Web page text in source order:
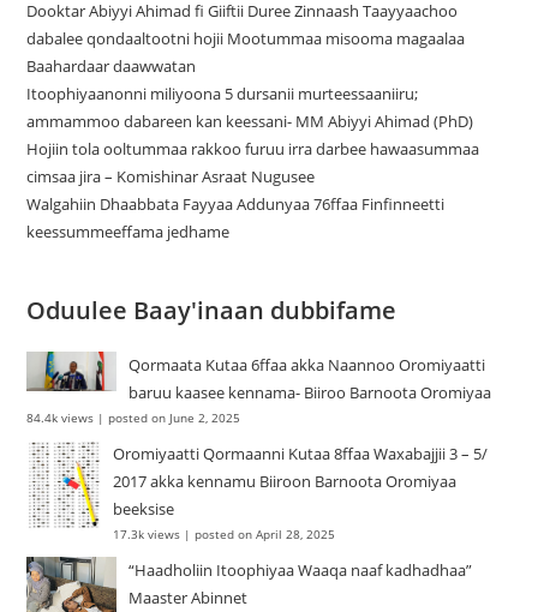
Dooktar Abiyyi Ahimad fi Giiftii Duree Zinnaash Taayyaachoo
dabalee qondaaltootni hojii Mootummaa misooma magaalaa
Baahardaar daawwatan
Itoophiyaanonni miliyoona 5 dursanii murteessaaniiru;
ammammoo dabareen kan keessani- MM Abiyyi Ahimad (PhD)
Hojiin tola ooltummaa rakkoo furuu irra darbee hawaasummaa
cimsaa jira – Komishinar Asraat Nugusee
Walgahiin Dhaabbata Fayyaa Addunyaa 76ffaa Finfinneetti
keessummeeffama jedhame
Oduulee Baay'inaan dubbifame
Qormaata Kutaa 6ffaa akka Naannoo Oromiyaatti
baruu kaasee kennama- Biiroo Barnoota Oromiyaa
84.4k views |posted on June 2, 2025
Oromiyaatti Qormaanni Kutaa 8ffaa Waxabajjii 3 – 5/
2017 akka kennamu Biiroon Barnoota Oromiyaa
beeksise
17.3k views |posted on April 28, 2025
“Haadholiin Itoophiyaa Waaqa naaf kadhadhaa”
Maaster Abinnet